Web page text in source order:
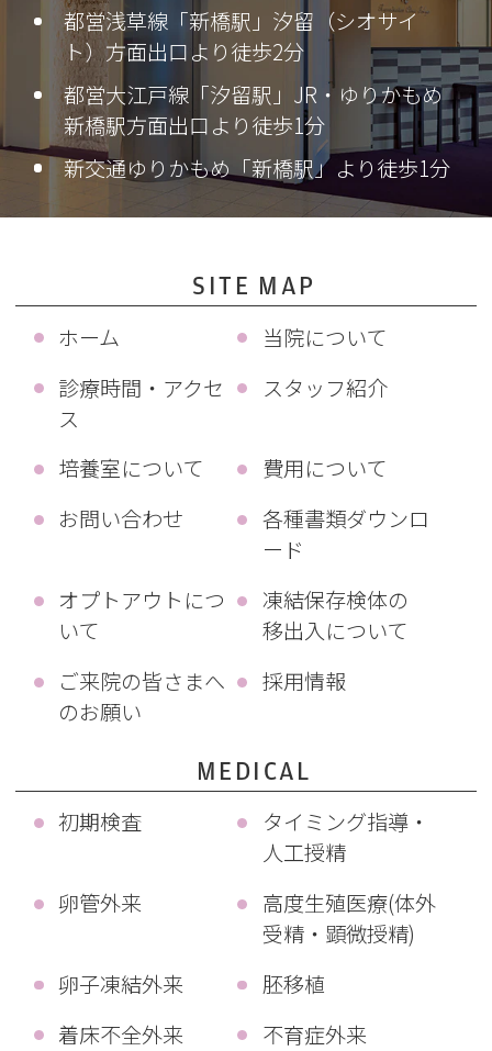
都営浅草線「新橋駅」汐留（シオサイ
ト）方面出口より徒歩2分
都営大江戸線「汐留駅」JR・ゆりかもめ
新橋駅方面出口より徒歩1分
新交通ゆりかもめ「新橋駅」より徒歩1分
SITE MAP
ホーム
当院について
診療時間・アクセ
ス
スタッフ紹介
培養室について
費用について
お問い合わせ
各種書類ダウンロ
ード
オプトアウトにつ
いて
凍結保存検体の
移出入について
ご来院の皆さまへ
のお願い
採用情報
MEDICAL
初期検査
タイミング指導・
人工授精
卵管外来
高度生殖医療(体外
受精・顕微授精)
卵子凍結外来
胚移植
着床不全外来
不育症外来